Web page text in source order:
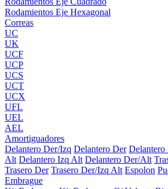
Rodamientos Eje Hexagonal
Correas
UC
UK
UCF
UCP
UCS
UCT
UCX
UFL
UEL
AEL
Amortiguadores
Delantero Der/Izq Delantero Der Delantero
Alt Delantero Izq Alt Delantero Der/Alt
Trasero Der Trasero Der/Izq Alt Espolon
Embrague